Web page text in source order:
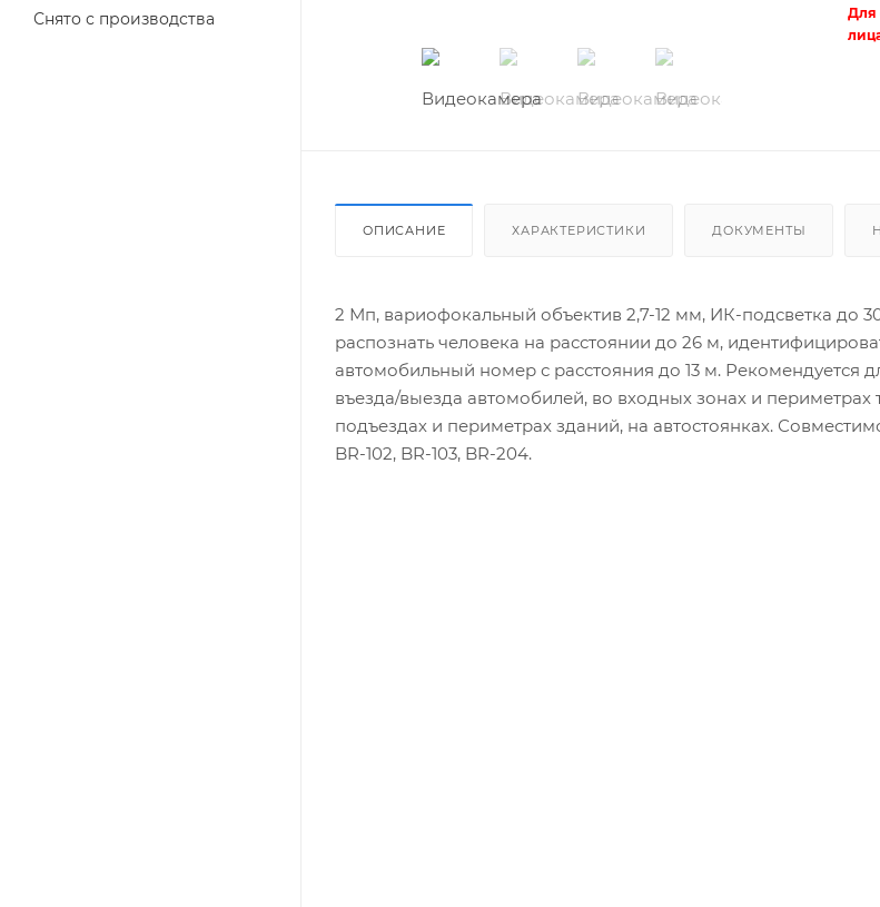
Снято с производства
Для
ОПИСАНИЕ ХАРАКТЕРИСТИКИ ДОКУМЕНТЫ
2 Мп, вариофокальный объектив 2,7-12 мм, ИК-подсветка до
распознать человека на расстоянии до 26 м,
автомобильный номер с расстояния до 13 м. Рекомендуется
въезда/выезда автомобилей, во входных зонах и периметрах
подъездах и периметрах зданий, на автостоянках.
BR-102, BR-103, BR-204.